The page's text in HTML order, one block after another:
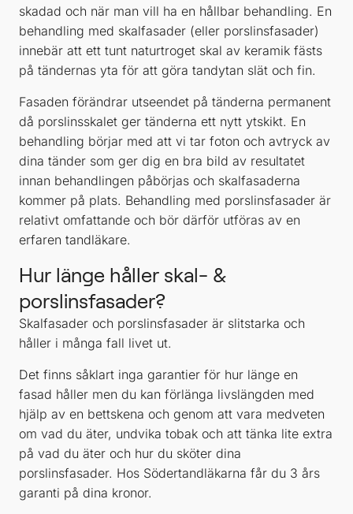
skadad och när man vill ha en hållbar behandling. En
behandling med skalfasader (eller porslinsfasader)
innebär att ett tunt naturtroget skal av keramik fästs
på tändernas yta för att göra tandytan slät och fin.
Fasaden förändrar utseendet på tänderna permanent
då porslinsskalet ger tänderna ett nytt ytskikt. En
behandling börjar med att vi tar foton och avtryck av
dina tänder som ger dig en bra bild av resultatet
innan behandlingen påbörjas och skalfasaderna
kommer på plats. Behandling med porslinsfasader är
relativt omfattande och bör därför utföras av en
erfaren tandläkare.
Hur länge håller skal- &
porslinsfasader?
Skalfasader och porslinsfasader är slitstarka och
håller i många fall livet ut.
Det finns såklart inga garantier för hur länge en
fasad håller men du kan förlänga livslängden med
hjälp av en bettskena och genom att vara medveten
om vad du äter, undvika tobak och att tänka lite extra
på vad du äter och hur du sköter dina
porslinsfasader. Hos Södertandläkarna får du 3 års
garanti på dina kronor.